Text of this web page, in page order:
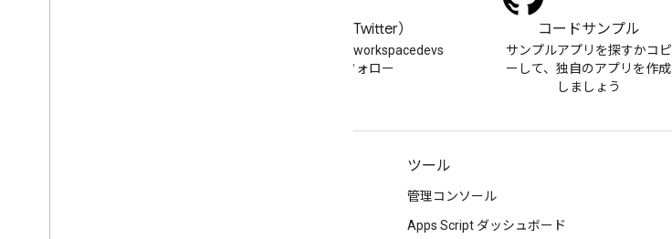
X（旧 Twitter）
Twitter で @workspacedevs
をフォロー
コードサンプル
サンプルアプリを探すかコピ
ーして、独自のアプリを作成
しましょう
ツール
管理コンソール
Apps Script ダッシュボード